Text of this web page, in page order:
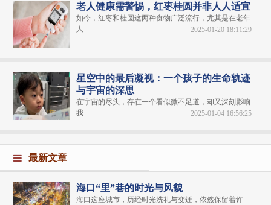
老人健康需警惕，红枣桂圆并非人人适宜
如今，红枣和桂圆这两种食物广泛流行，尤其是在老年
人...
2025-01-20 18:11:29
星空中的最后凝视：一个孩子的生命轨迹
与宇宙的深思
在宇宙的尽头，存在一个看似微不足道，却又深刻影响
我...
2025-01-04 16:56:25
最新文章
海口“里”巷的时光与风貌
海口这座城市，历经时光洗礼与变迁，依然保留着许